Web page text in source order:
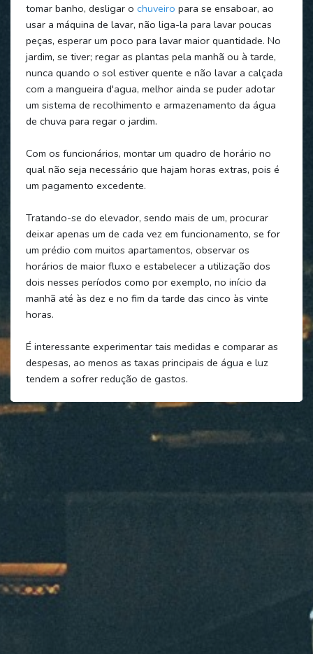
tomar banho, desligar o chuveiro para se ensaboar, ao
usar a máquina de lavar, não liga-la para lavar poucas
peças, esperar um poco para lavar maior quantidade. No
jardim, se tiver; regar as plantas pela manhã ou à tarde,
nunca quando o sol estiver quente e não lavar a calçada
com a mangueira d'agua, melhor ainda se puder adotar
um sistema de recolhimento e armazenamento da água
de chuva para regar o jardim.
Com os funcionários, montar um quadro de horário no
qual não seja necessário que hajam horas extras, pois é
um pagamento excedente.
Tratando-se do elevador, sendo mais de um, procurar
deixar apenas um de cada vez em funcionamento, se for
um prédio com muitos apartamentos, observar os
horários de maior fluxo e estabelecer a utilização dos
dois nesses períodos como por exemplo, no início da
manhã até às dez e no fim da tarde das cinco às vinte
horas.
É interessante experimentar tais medidas e comparar as
despesas, ao menos as taxas principais de água e luz
tendem a sofrer redução de gastos.